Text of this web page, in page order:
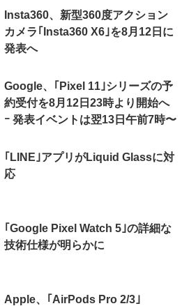
Insta360、新型360度アクション
カメラ｢Insta360 X6｣を8月12日に
発表へ
Google、｢Pixel 11｣シリーズの予
約受付を8月12日23時より開始へ
ｰ 発表イベントは翌13日午前7時〜
｢LINE｣アプリがLiquid Glassに対
応
｢Google Pixel Watch 5｣の詳細な
技術仕様が明らかに
Apple、｢AirPods Pro 2/3｣